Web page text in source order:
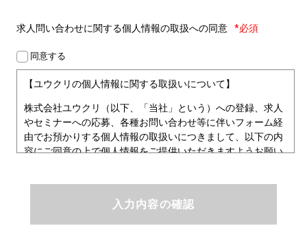
求人問い合わせに関する個人情報の取扱への同意 *必須
同意する
【ユウクリの個人情報に関する取扱いについて】
株式会社ユウクリ（以下、「当社」という）への登録、求人
やセミナーへの応募、各種お問い合わせ等に伴いフォーム経
由でお預かりする個人情報の取扱いにつきまして、以下の内
容にご同意の上で個人情報をご提供いただきますようお願い
ユウクリにおける個人情報保護方針